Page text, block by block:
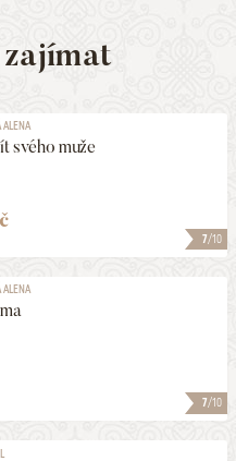
7/10
ALENA
svého muže
7/10
ALENA